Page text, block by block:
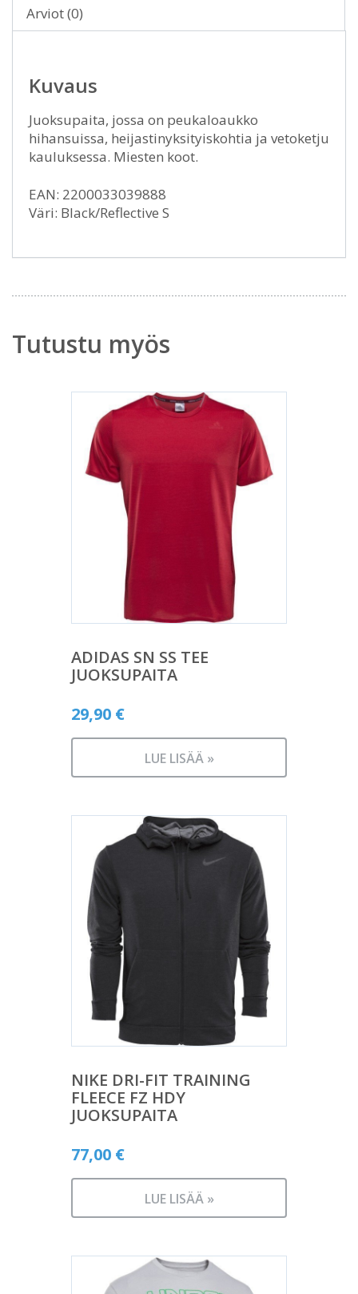
Arviot (0)
Kuvaus
Juoksupaita, jossa on peukaloaukko
hihansuissa, heijastinyksityiskohtia ja vetoketju
kauluksessa. Miesten koot.
EAN: 2200033039888
Väri: Black/Reflective S
Tutustu myös
ADIDAS SN SS TEE
JUOKSUPAITA
29,90 €
LUE LISÄÄ »
NIKE DRI-FIT TRAINING
FLEECE FZ HDY
JUOKSUPAITA
77,00 €
LUE LISÄÄ »